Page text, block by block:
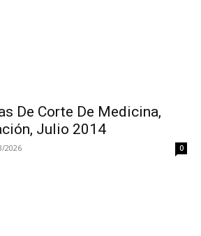
De Corte De Medicina,
Julio 2014
2026 0